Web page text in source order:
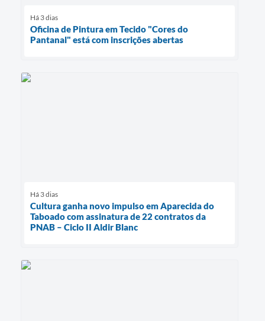
Há 3 dias
Oficina de Pintura em Tecido "Cores do
Pantanal" está com inscrições abertas
Há 3 dias
Cultura ganha novo impulso em Aparecida do
Taboado com assinatura de 22 contratos da
PNAB – Ciclo II Aldir Blanc